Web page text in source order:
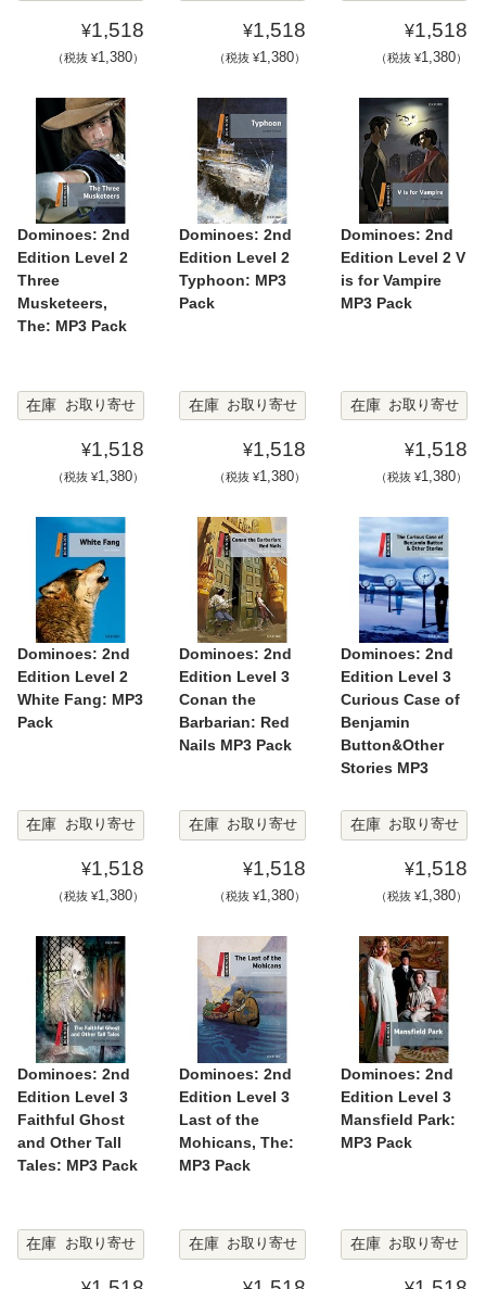
¥1,518
（税抜 ¥1,380）
¥1,518
（税抜 ¥1,380）
¥1,518
（税抜 ¥1,380）
Dominoes: 2nd
Edition Level 2
Three
Musketeers,
The: MP3 Pack
在庫 お取り寄せ
¥1,518
（税抜 ¥1,380）
Dominoes: 2nd
Edition Level 2
Typhoon: MP3
Pack
在庫 お取り寄せ
¥1,518
（税抜 ¥1,380）
Dominoes: 2nd
Edition Level 2 V
is for Vampire
MP3 Pack
在庫 お取り寄せ
¥1,518
（税抜 ¥1,380）
Dominoes: 2nd
Edition Level 2
White Fang: MP3
Pack
在庫 お取り寄せ
¥1,518
（税抜 ¥1,380）
Dominoes: 2nd
Edition Level 3
Conan the
Barbarian: Red
Nails MP3 Pack
在庫 お取り寄せ
¥1,518
（税抜 ¥1,380）
Dominoes: 2nd
Edition Level 3
Curious Case of
Benjamin
Button&Other
Stories MP3
在庫 お取り寄せ
¥1,518
（税抜 ¥1,380）
Dominoes: 2nd
Edition Level 3
Faithful Ghost
and Other Tall
Tales: MP3 Pack
在庫 お取り寄せ
Dominoes: 2nd
Edition Level 3
Last of the
Mohicans, The:
MP3 Pack
在庫 お取り寄せ
Dominoes: 2nd
Edition Level 3
Mansfield Park:
MP3 Pack
在庫 お取り寄せ